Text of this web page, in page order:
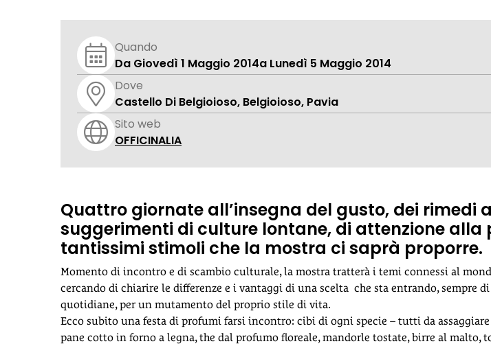
Quando
Da Giovedì 1 Maggio 2014a Lunedì 5 Maggio 2014
Dove
Castello Di Belgioioso, Belgioioso, Pavia
Sito web
OFFICINALIA
Quattro giornate all’insegna del gusto, dei rimedi
suggerimenti di culture lontane, di attenzione alla
tantissimi stimoli che la mostra ci saprà proporre.
Momento di incontro e di scambio culturale, la mostra tratterà i temi connessi al
cercando di chiarire le differenze e i vantaggi di una scelta che sta entrando, sempre
quotidiane, per un mutamento del proprio stile di vita.
Ecco subito una festa di profumi farsi incontro: cibi di ogni specie – tutti da
pane cotto in forno a legna, the dal profumo floreale, mandorle tostate, birre al malto,